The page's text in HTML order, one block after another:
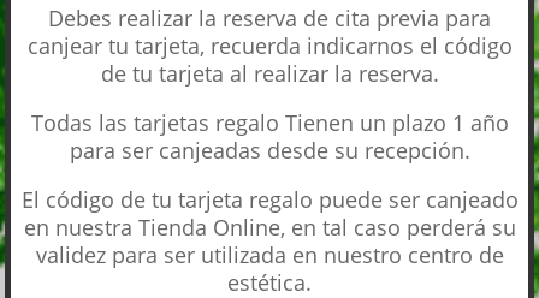
Debes realizar la reserva de cita previa para
canjear tu tarjeta, recuerda indicarnos el código
de tu tarjeta al realizar la reserva.
Todas las tarjetas regalo Tienen un plazo 1 año
para ser canjeadas desde su recepción.
El código de tu tarjeta regalo puede ser canjeado
en nuestra Tienda Online, en tal caso perderá su
validez para ser utilizada en nuestro centro de
estética.